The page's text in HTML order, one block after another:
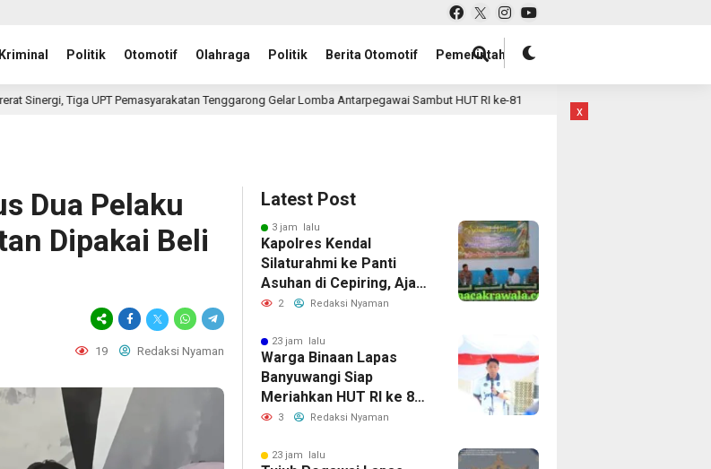
Kriminal Politik Otomotif Olahraga Politik Berita Otomotif Pemerintah
Tenggarong Gelar Lomba Antarpegawai Sambut HUT RI ke-81 23 jam lalu Semangat Kemerdekaan Kobarkan
Dua Pelaku
Dipakai Beli
19 Redaksi Nyaman
Latest Post
3 jam lalu
Kapolres Kendal
Silaturahmi ke Panti
Asuhan di Cepiring, Ajak
Anak Yatim Fokus
2 Redaksi Nyaman
23 jam lalu
Warga Binaan Lapas
Banyuwangi Siap
Meriahkan HUT RI ke 81
dengan Berbagai
3 Redaksi Nyaman
23 jam lalu
x